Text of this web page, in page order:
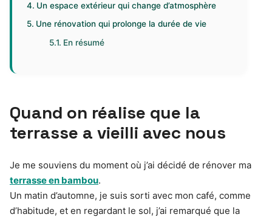
Un espace extérieur qui change d’atmosphère
Une rénovation qui prolonge la durée de vie
En résumé
Quand on réalise que la
terrasse a vieilli avec nous
Je me souviens du moment où j’ai décidé de rénover ma
terrasse en bambou.
Un matin d’automne, je suis sorti avec mon café, comme
d’habitude, et en regardant le sol, j’ai remarqué que la